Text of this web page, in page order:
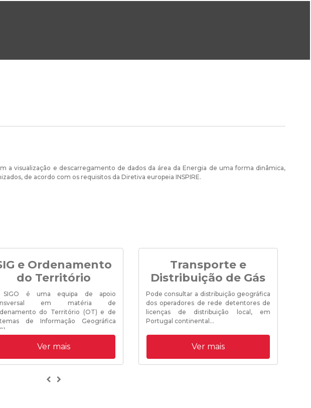
a visualização e descarregamento de dados da área da Energia de uma forma dinâmica,
de acordo com os requisitos da Diretiva europeia INSPIRE.
e Ordenamento
do Território
SIGO é uma equipa de apoio
em matéria de
do Território (OT) e de
de Informação Geográfica
Ver mais
Transporte e
Distribuição de Gás
Pode consultar a distribuição geográfica
dos operadores de rede detentores de
licenças de distribuição local, em
Portugal continental...
Ver mais
Previous